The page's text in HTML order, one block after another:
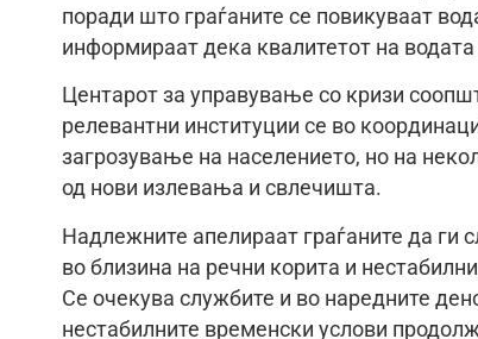
поради што граѓаните се повикуваат
информираат дека квалитетот на
Центарот за управување со кризи
релевантни институции се во
загрозување на населението, но на
од нови излевања и свлечишта.
Надлежните апелираат граѓаните да
во близина на речни корита и
Се очекува службите и во наредните
нестабилните временски услови